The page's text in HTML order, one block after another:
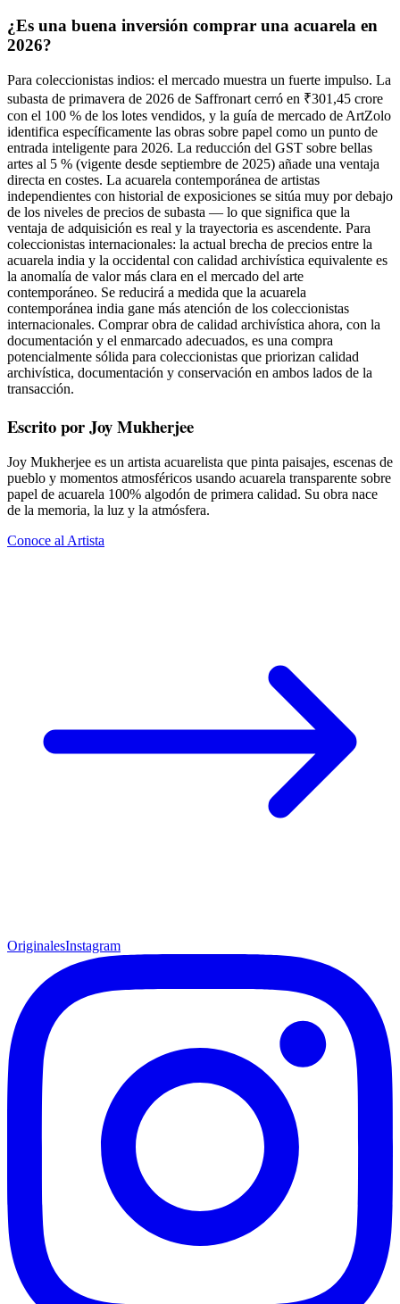
¿Es una buena inversión comprar una acuarela en
2026?
Para coleccionistas indios: el mercado muestra un fuerte impulso. La
subasta de primavera de 2026 de Saffronart cerró en ₹301,45 crore
con el 100 % de los lotes vendidos, y la guía de mercado de ArtZolo
identifica específicamente las obras sobre papel como un punto de
entrada inteligente para 2026. La reducción del GST sobre bellas
artes al 5 % (vigente desde septiembre de 2025) añade una ventaja
directa en costes. La acuarela contemporánea de artistas
independientes con historial de exposiciones se sitúa muy por debajo
de los niveles de precios de subasta — lo que significa que la
ventaja de adquisición es real y la trayectoria es ascendente. Para
coleccionistas internacionales: la actual brecha de precios entre la
acuarela india y la occidental con calidad archivística equivalente es
la anomalía de valor más clara en el mercado del arte
contemporáneo. Se reducirá a medida que la acuarela
contemporánea india gane más atención de los coleccionistas
internacionales. Comprar obra de calidad archivística ahora, con la
documentación y el enmarcado adecuados, es una compra
potencialmente sólida para coleccionistas que priorizan calidad
archivística, documentación y conservación en ambos lados de la
transacción.
Escrito por Joy Mukherjee
Joy Mukherjee es un artista acuarelista que pinta paisajes, escenas de
pueblo y momentos atmosféricos usando acuarela transparente sobre
papel de acuarela 100% algodón de primera calidad. Su obra nace
de la memoria, la luz y la atmósfera.
Conoce al Artista
OriginalesInstagram